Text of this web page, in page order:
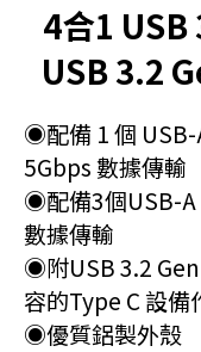
4合1 USB
USB 3.2
◉配備 1 個 USB-
5Gbps 數據傳輸
◉配備3個USB-A
數據傳輸
◉附USB 3.2
容的Type C 設備
◉優質鋁製外殼